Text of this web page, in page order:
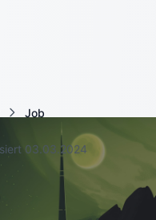
Job
03.03.2024